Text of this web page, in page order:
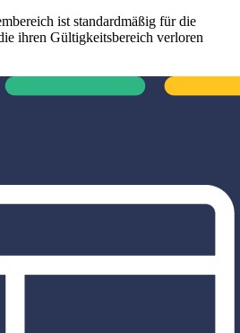
ist standardmäßig für die
ihren Gültigkeitsbereich verloren